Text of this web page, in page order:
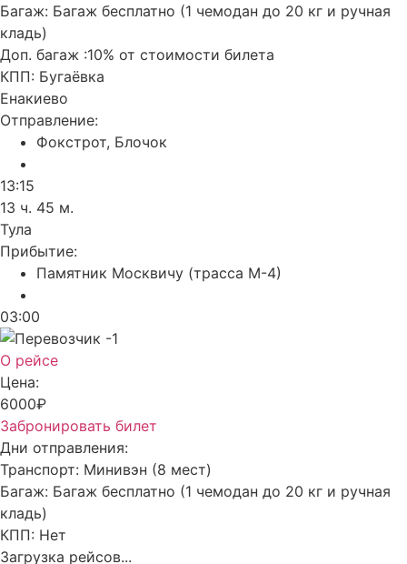
Багаж: Багаж бесплатно (1 чемодан до 20 кг и ручная
кладь)
Доп. багаж :10% от стоимости билета
КПП: Бугаёвка
Енакиево
Отправление:
Фокстрот, Блочок
13:15
13 ч. 45 м.
Тула
Прибытие:
Памятник Москвичу (трасса М-4)
03:00
О рейсе
Цена:
6000₽
Забронировать билет
Дни отправления:
Транспорт: Минивэн (8 мест)
Багаж: Багаж бесплатно (1 чемодан до 20 кг и ручная
кладь)
КПП: Нет
Загрузка рейсов...